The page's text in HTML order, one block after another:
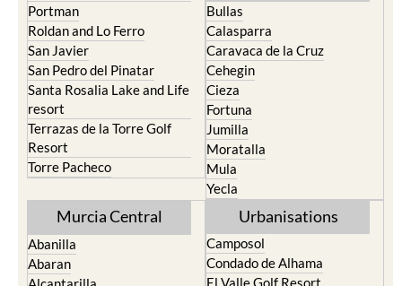
Portman
Roldan and Lo Ferro
San Javier
San Pedro del Pinatar
Santa Rosalia Lake and Life
resort
Terrazas de la Torre Golf
Resort
Torre Pacheco
Bullas
Calasparra
Caravaca de la Cruz
Cehegin
Cieza
Fortuna
Jumilla
Moratalla
Mula
Yecla
Murcia Central
Abanilla
Abaran
Urbanisations
Camposol
Condado de Alhama
El Valle Golf Resort